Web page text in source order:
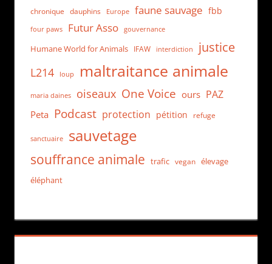
chronique dauphins Europe faune sauvage fbb
four paws Futur Asso gouvernance
Humane World for Animals IFAW interdiction justice
L214 loup maltraitance animale
maria daines oiseaux One Voice ours PAZ
Peta Podcast protection pétition refuge
sanctuaire sauvetage
souffrance animale trafic vegan
élevage
éléphant